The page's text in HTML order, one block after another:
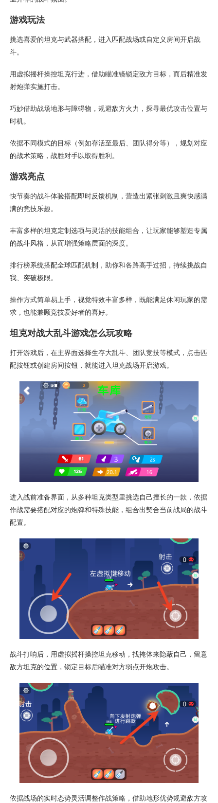
游戏玩法
挑选喜爱的坦克与武器搭配，进入匹配战场或自定义房间开启战
斗。
用虚拟摇杆操控坦克行进，借助瞄准镜锁定敌方目标，而后精准发
射炮弹实施打击。
巧妙借助战场地形与障碍物，规避敌方火力，探寻最优攻击位置与
时机。
依据不同模式的目标（例如存活至最后、团队得分等），规划对应
的战术策略，战胜对手以取得胜利。
游戏亮点
快节奏的战斗体验搭配即时反馈机制，营造出紧张刺激且爽快感满
满的竞技乐趣。
丰富多样的坦克定制选项与灵活的技能组合，让玩家能够塑造专属
的战斗风格，从而增强策略层面的深度。
排行榜系统搭配全球匹配机制，助你和各路高手过招，持续挑战自
我、突破极限。
操作方式简单易上手，视觉特效丰富多样，既能满足休闲玩家的需
求，也能兼顾竞技爱好者的喜好。
坦克对战大乱斗游戏怎么玩攻略
打开游戏后，在主界面选择生存大乱斗、团队竞技等模式，点击匹
配按钮或创建房间按钮，就能进入坦克战场开启游戏。
进入战前准备界面，从多种坦克类型里挑选自己擅长的一款，依据
作战需要搭配对应的炮弹和特殊技能，组合出契合当前战局的战斗
配置。
战斗打响后，用虚拟摇杆操控坦克移动，找掩体来隐蔽自己，留意
敌方坦克的位置，锁定目标后瞄准对方弱点开炮攻击。
依据战场的实时态势灵活调整作战策略，借助地形优势规避敌方攻